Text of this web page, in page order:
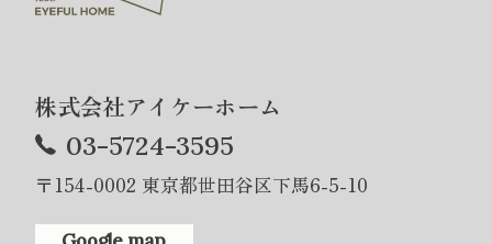
株式会社アイケーホーム
03-5724-3595
〒154-0002 東京都世田谷区下馬6-5-10